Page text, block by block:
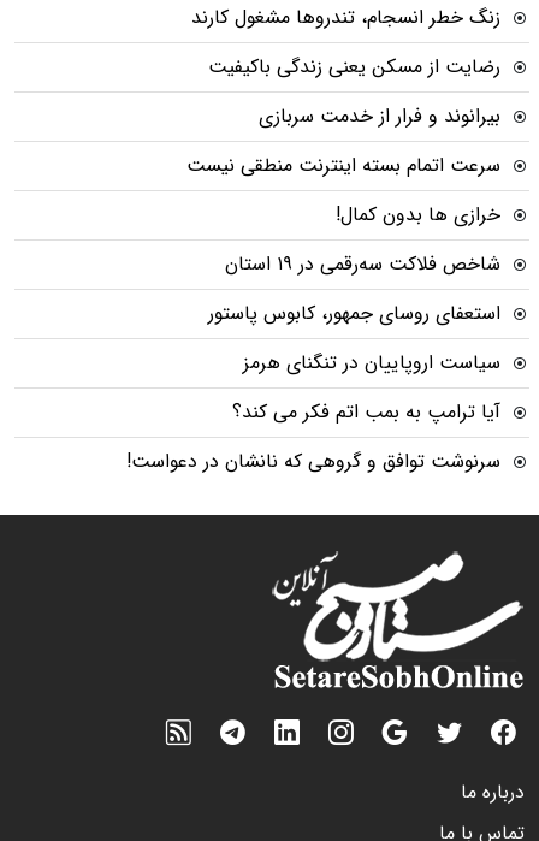
زنگ خطر انسجام، تندروها مشغول کارند
رضایت از مسکن یعنی زندگی باکیفیت
بیرانوند و فرار از خدمت سربازی
سرعت اتمام بسته‌ اینترنت منطقی نیست
خرازی ها بدون کمال!
شاخص فلاکت سه‌رقمی در ۱۹ استان
استعفای روسای جمهور، کابوس پاستور
سیاست اروپاییان در تنگنای هرمز
آیا ترامپ به بمب اتم فکر می کند؟
سرنوشت توافق و گروهی که نانشان در دعواست!
درباره ما
تماس با ما